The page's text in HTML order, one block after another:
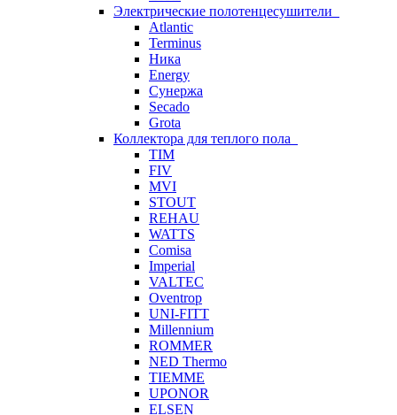
Электрические полотенцесушители
Atlantic
Terminus
Ника
Energy
Сунержа
Secado
Grota
Коллектора для теплого пола
TIM
FIV
MVI
STOUT
REHAU
WATTS
Comisa
Imperial
VALTEC
Oventrop
UNI-FITT
Millennium
ROMMER
NED Thermo
TIEMME
UPONOR
ELSEN